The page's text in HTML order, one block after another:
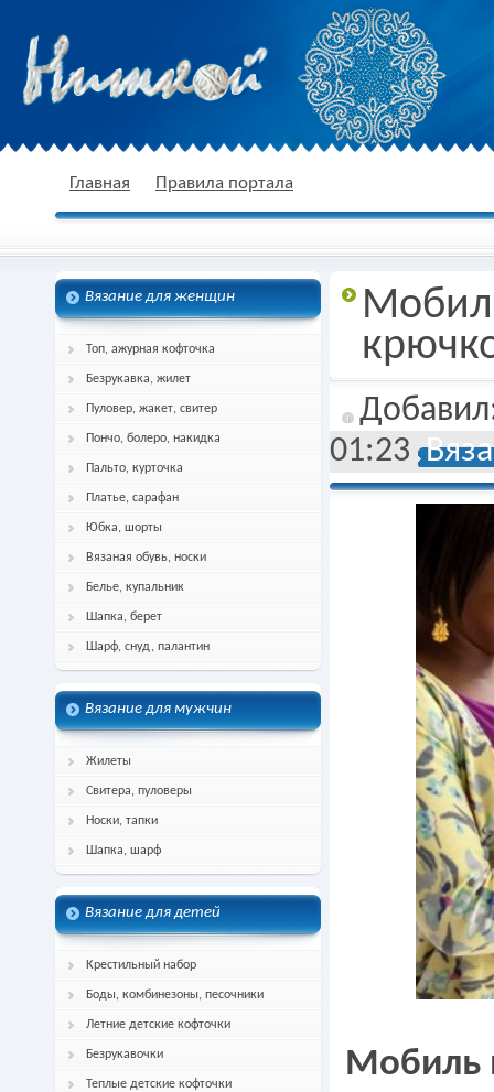
спицами, схема и описание
Главная Правила портала
Вязание для женщин
Топ, ажурная кофточка
Безрукавка, жилет
Пуловер, жакет, свитер
Пончо, болеро, накидка
Пальто, курточка
Платье, сарафан
Юбка, шорты
Вязаная обувь, носки
Белье, купальник
Шапка, берет
Шарф, снуд, палантин
Вязание для мужчин
Жилеты
Свитера, пуловеры
Носки, тапки
Шапка, шарф
Вязание для детей
Крестильный набор
Боды, комбинезоны, песочники
Летние детские кофточки
Безрукавочки
Теплые детские кофточки
01:23
Мобиль